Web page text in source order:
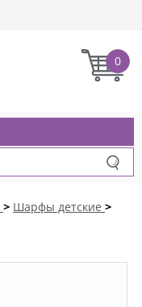
0
> Шарфы детские >